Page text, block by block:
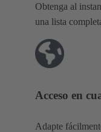
Obtenga al
una lista
Acceso en
Adapte